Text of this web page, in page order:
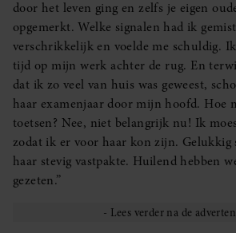
door het leven ging en zelfs je eigen
opgemerkt. Welke signalen had ik
verschrikkelijk en voelde me schuldig.
tijd op mijn werk achter de rug. En
dat ik zo veel van huis was geweest,
haar examenjaar door mijn hoofd. Hoe
toetsen? Nee, niet belangrijk nu! Ik
zodat ik er voor haar kon zijn. Gelukkig
haar stevig vastpakte. Huilend hebben
gezeten.”